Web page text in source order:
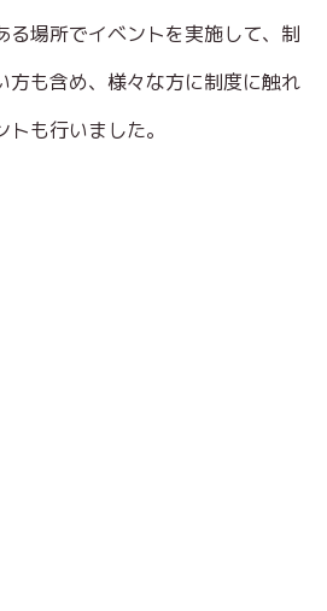
場所でイベントを実施して、制
方も含め、様々な方に制度に触れ
も行いました。